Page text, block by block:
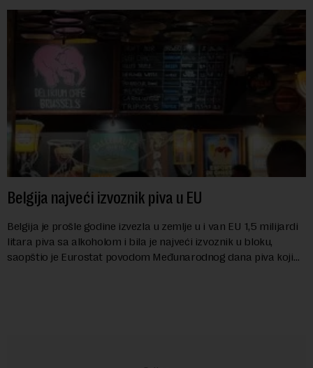
Belgija najveći izvoznik piva u EU
Belgija je prošle godine izvezla u zemlje u i van EU 1,5 milijardi
litara piva sa alkoholom i bila je najveći izvoznik u bloku,
saopštio je Eurostat povodom Međunarodnog dana piva koji